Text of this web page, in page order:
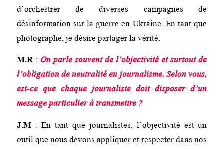
d’orchestrer de diverses campagnes de
désinformation sur la guerre en Ukraine. En tant que
photographe, je désire partager la vérité.
M.R: On parle souvent de l’objectivité et surtout de
l’obligation de neutralité en journalisme. Selon vous,
est-ce que chaque journaliste doit disposer d’un
message particulier à transmettre ?
J.M: En tant que journalistes, l’objectivité est un
outil que nous devons appliquer et respecter dans nos